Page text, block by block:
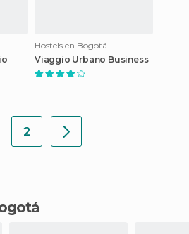
Hostels en Bogotá
Viaggio Urbano Business
2